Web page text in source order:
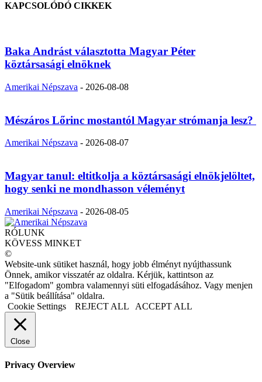
KAPCSOLÓDÓ CIKKEK
Baka Andrást választotta Magyar Péter
köztársasági elnöknek
Amerikai Népszava - 2026-08-08
Mészáros Lőrinc mostantól Magyar strómanja lesz?
Amerikai Népszava - 2026-08-07
Magyar tanul: eltitkolja a köztársasági elnökjelöltet,
hogy senki ne mondhasson véleményt
Amerikai Népszava - 2026-08-05
RÓLUNK
KÖVESS MINKET
©
Website-unk sütiket használ, hogy jobb élményt nyújthassunk
Önnek, amikor visszatér az oldalra. Kérjük, kattintson az
"Elfogadom" gombra valamennyi süti elfogadásához. Vagy menjen
a "Sütik beállítása" oldalra.
Cookie Settings
REJECT ALL ACCEPT ALL
Close
Privacy Overview